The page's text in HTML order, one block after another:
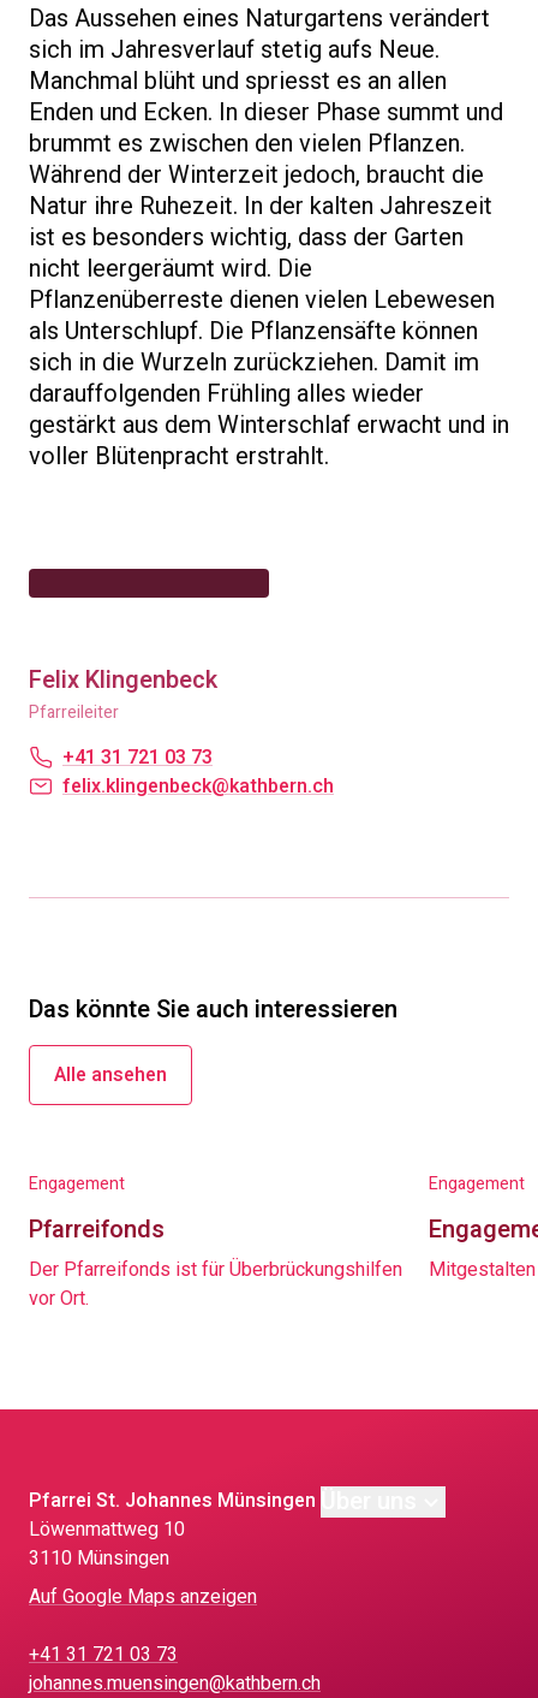
Das Aussehen eines Naturgartens verändert
sich im Jahresverlauf stetig aufs Neue.
Manchmal blüht und spriesst es an allen
Enden und Ecken. In dieser Phase summt und
brummt es zwischen den vielen Pflanzen.
Während der Winterzeit jedoch, braucht die
Natur ihre Ruhezeit. In der kalten Jahreszeit
ist es besonders wichtig, dass der Garten
nicht leergeräumt wird. Die
Pflanzenüberreste dienen vielen Lebewesen
als Unterschlupf. Die Pflanzensäfte können
sich in die Wurzeln zurückziehen. Damit im
darauffolgenden Frühling alles wieder
gestärkt aus dem Winterschlaf erwacht und in
voller Blütenpracht erstrahlt.
Felix Klingenbeck
Pfarreileiter
+41 31 721 03 73
felix.klingenbeck@kathbern.ch
Das könnte Sie auch interessieren
Alle ansehen
Engagement
Pfarreifonds
Der Pfarreifonds ist für Überbrückungshilfen
vor Ort.
Engagement
Pfarrei St. Johannes Münsingen
Löwen­matt­weg 10
3110 Münsingen
Auf Google Maps anzeigen
+41 31 721 03 73
johannes.muensingen@kathbern.ch